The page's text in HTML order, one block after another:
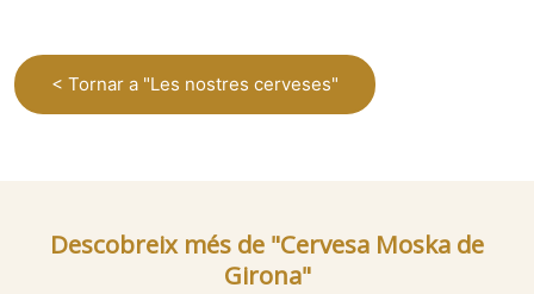
< Tornar a "Les nostres cerveses"
Descobreix més de "Cervesa Moska de
Girona"